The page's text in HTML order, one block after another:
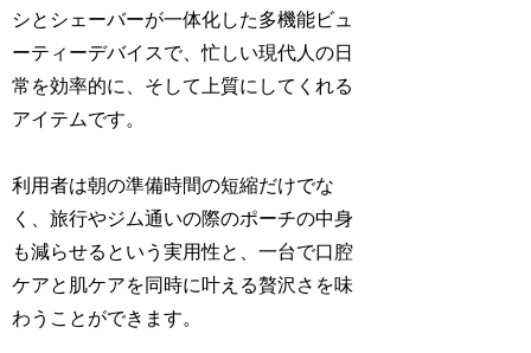
シとシェーバーが一体化した多機能ビュ
ーティーデバイスで、忙しい現代人の日
常を効率的に、そして上質にしてくれる
アイテムです。
利用者は朝の準備時間の短縮だけでな
く、旅行やジム通いの際のポーチの中身
も減らせるという実用性と、一台で口腔
ケアと肌ケアを同時に叶える贅沢さを味
わうことができます。